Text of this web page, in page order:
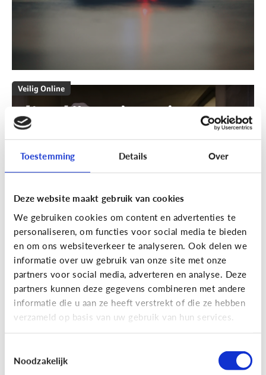
Toestemming Details Over
Deze website maakt gebruik van cookies
We gebruiken cookies om content en advertenties te
personaliseren, om functies voor social media te bieden
en om ons websiteverkeer te analyseren. Ook delen we
informatie over uw gebruik van onze site met onze
partners voor social media, adverteren en analyse. Deze
partners kunnen deze gegevens combineren met andere
informatie die u aan ze heeft verstrekt of die ze hebben
verzameld op basis van uw gebruik van hun services.
Noodzakelijk
Veilig Online
[Actua]Hoe snel geven jongeren
hun bankkaart in ruil voor geld?
En wat zijn 'geldezels'?
[Hoe werkt het?]Locatiegegevens
delen via de smartphone